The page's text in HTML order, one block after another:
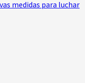
medidas para luchar